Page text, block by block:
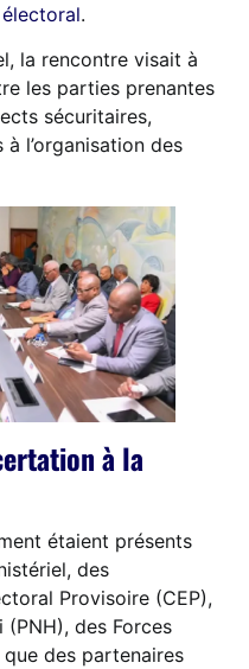
.
la rencontre visait à
les parties prenantes
sécuritaires,
l’organisation des
à la
étaient présents
des
Provisoire (CEP),
(PNH), des Forces
que des partenaires